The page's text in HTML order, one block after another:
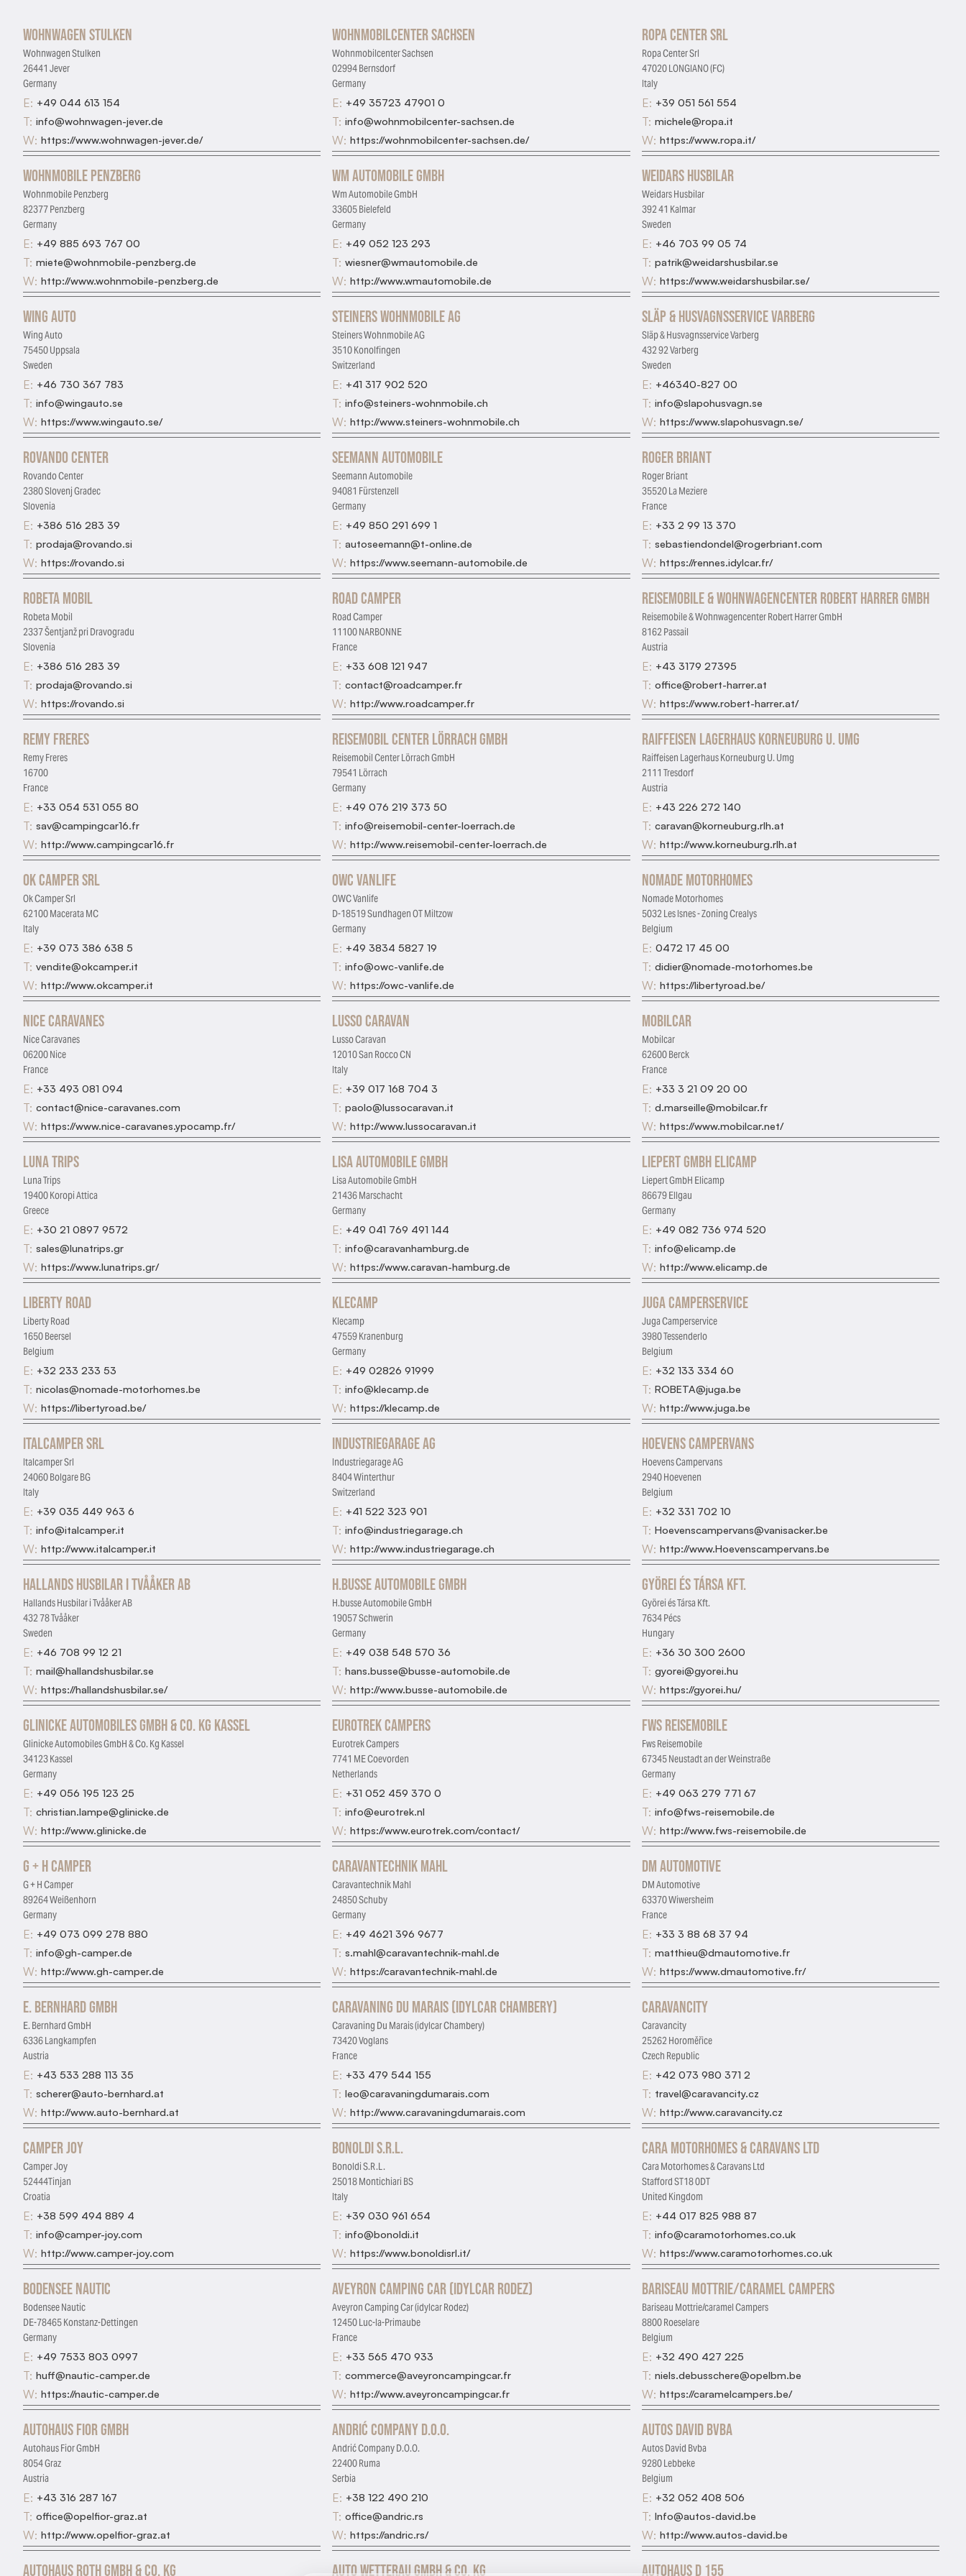
Wohnwagen Stulken
Wohnwagen Stulken
26441 Jever
Germany
E: +49 044 613 154
T: info@wohnwagen-jever.de
W: https://www.wohnwagen-jever.de/
Wohnmobilcenter Sachsen
Wohnmobilcenter Sachsen
02994 Bernsdorf
Germany
E: +49 35723 47901 0
T: info@wohnmobilcenter-sachsen.de
W: https://wohnmobilcenter-sachsen.de/
Ropa Center Srl
Ropa Center Srl
47020 LONGIANO (FC)
Italy
E: +39 051 561 554
T: michele@ropa.it
W: https://www.ropa.it/
Wohnmobile Penzberg
Wohnmobile Penzberg
82377 Penzberg
Germany
E: +49 885 693 767 00
T: miete@wohnmobile-penzberg.de
W: http://www.wohnmobile-penzberg.de
Wm Automobile GmbH
Wm Automobile GmbH
33605 Bielefeld
Germany
E: +49 052 123 293
T: wiesner@wmautomobile.de
W: http://www.wmautomobile.de
Weidars Husbilar
Weidars Husbilar
392 41 Kalmar
Sweden
E: +46 703 99 05 74
T: patrik@weidarshusbilar.se
W: https://www.weidarshusbilar.se/
Wing Auto
Wing Auto
75450 Uppsala
Sweden
E: +46 730 367 783
T: info@wingauto.se
W: https://www.wingauto.se/
Steiners Wohnmobile AG
Steiners Wohnmobile AG
3510 Konolfingen
Switzerland
E: +41 317 902 520
T: info@steiners-wohnmobile.ch
W: http://www.steiners-wohnmobile.ch
Släp & Husvagnsservice Varberg
Släp & Husvagnsservice Varberg
432 92 Varberg
Sweden
E: +46340-827 00
T: info@slapohusvagn.se
W: https://www.slapohusvagn.se/
Rovando Center
Rovando Center
2380 Slovenj Gradec
Slovenia
E: +386 516 283 39
T: prodaja@rovando.si
W: https://rovando.si
Seemann Automobile
Seemann Automobile
94081 Fürstenzell
Germany
E: +49 850 291 699 1
T: autoseemann@t-online.de
W: https://www.seemann-automobile.de
Roger Briant
Roger Briant
35520 La Meziere
France
E: +33 2 99 13 370
T: sebastiendondel@rogerbriant.com
W: https://rennes.idylcar.fr/
Robeta Mobil
Robeta Mobil
2337 Šentjanž pri Dravogradu
Slovenia
E: +386 516 283 39
T: prodaja@rovando.si
W: https://rovando.si
Road Camper
Road Camper
11100 NARBONNE
France
E: +33 608 121 947
T: contact@roadcamper.fr
W: http://www.roadcamper.fr
Reisemobile & Wohnwagencenter Robert Harrer GmbH
Reisemobile & Wohnwagencenter Robert Harrer GmbH
8162 Passail
Austria
E: +43 3179 27395
T: office@robert-harrer.at
W: https://www.robert-harrer.at/
Remy Freres
Remy Freres
16700
France
E: +33 054 531 055 80
T: sav@campingcar16.fr
W: http://www.campingcar16.fr
Reisemobil Center Lörrach GmbH
Reisemobil Center Lörrach GmbH
79541 Lörrach
Germany
E: +49 076 219 373 50
T: info@reisemobil-center-loerrach.de
W: http://www.reisemobil-center-loerrach.de
Raiffeisen Lagerhaus Korneuburg U. Umg
Raiffeisen Lagerhaus Korneuburg U. Umg
2111 Tresdorf
Austria
E: +43 226 272 140
T: caravan@korneuburg.rlh.at
W: http://www.korneuburg.rlh.at
Ok Camper Srl
Ok Camper Srl
62100 Macerata MC
Italy
E: +39 073 386 638 5
T: vendite@okcamper.it
W: http://www.okcamper.it
OWC Vanlife
OWC Vanlife
D-18519 Sundhagen OT Miltzow
Germany
E: +49 3834 5827 19
T: info@owc-vanlife.de
W: https://owc-vanlife.de
Nomade Motorhomes
Nomade Motorhomes
5032 Les Isnes - Zoning Crealys
Belgium
E: 0472 17 45 00
T: didier@nomade-motorhomes.be
W: https://libertyroad.be/
Nice Caravanes
Nice Caravanes
06200 Nice
France
E: +33 493 081 094
T: contact@nice-caravanes.com
W: https://www.nice-caravanes.ypocamp.fr/
Lusso Caravan
Lusso Caravan
12010 San Rocco CN
Italy
E: +39 017 168 704 3
T: paolo@lussocaravan.it
W: http://www.lussocaravan.it
Mobilcar
Mobilcar
62600 Berck
France
E: +33 3 21 09 20 00
T: d.marseille@mobilcar.fr
W: https://www.mobilcar.net/
Luna Trips
Luna Trips
19400 Koropi Attica
Greece
E: +30 21 0897 9572
T: sales@lunatrips.gr
W: https://www.lunatrips.gr/
Lisa Automobile GmbH
Lisa Automobile GmbH
21436 Marschacht
Germany
E: +49 041 769 491 144
T: info@caravanhamburg.de
W: https://www.caravan-hamburg.de
Liepert GmbH Elicamp
Liepert GmbH Elicamp
86679 Ellgau
Germany
E: +49 082 736 974 520
T: info@elicamp.de
W: http://www.elicamp.de
Liberty Road
Liberty Road
1650 Beersel
Belgium
E: +32 233 233 53
T: nicolas@nomade-motorhomes.be
W: https://libertyroad.be/
Klecamp
Klecamp
47559 Kranenburg
Germany
E: +49 02826 91999
T: info@klecamp.de
W: https://klecamp.de
Juga Camperservice
Juga Camperservice
3980 Tessenderlo
Belgium
E: +32 133 334 60
T: ROBETA@juga.be
W: http://www.juga.be
Italcamper Srl
Italcamper Srl
24060 Bolgare BG
Italy
E: +39 035 449 963 6
T: info@italcamper.it
W: http://www.italcamper.it
Industriegarage AG
Industriegarage AG
8404 Winterthur
Switzerland
E: +41 522 323 901
T: info@industriegarage.ch
W: http://www.industriegarage.ch
Hoevens Campervans
Hoevens Campervans
2940 Hoevenen
Belgium
E: +32 331 702 10
T: Hoevenscampervans@vanisacker.be
W: http://www.Hoevenscampervans.be
Hallands Husbilar i Tvååker AB
Hallands Husbilar i Tvååker AB
432 78 Tvååker
Sweden
E: +46 708 99 12 21
T: mail@hallandshusbilar.se
W: https://hallandshusbilar.se/
H.busse Automobile GmbH
H.busse Automobile GmbH
19057 Schwerin
Germany
E: +49 038 548 570 36
T: hans.busse@busse-automobile.de
W: http://www.busse-automobile.de
Györei és Társa Kft.
Györei és Társa Kft.
7634 Pécs
Hungary
E: +36 30 300 2600
T: gyorei@gyorei.hu
W: https://gyorei.hu/
Glinicke Automobiles GmbH & Co. Kg Kassel
Glinicke Automobiles GmbH & Co. Kg Kassel
34123 Kassel
Germany
E: +49 056 195 123 25
T: christian.lampe@glinicke.de
W: http://www.glinicke.de
Eurotrek Campers
Eurotrek Campers
7741 ME Coevorden
Netherlands
E: +31 052 459 370 0
T: info@eurotrek.nl
W: https://www.eurotrek.com/contact/
Fws Reisemobile
Fws Reisemobile
67345 Neustadt an der Weinstraße
Germany
E: +49 063 279 771 67
T: info@fws-reisemobile.de
W: http://www.fws-reisemobile.de
G + H Camper
G + H Camper
89264 Weißenhorn
Germany
E: +49 073 099 278 880
T: info@gh-camper.de
W: http://www.gh-camper.de
Caravantechnik Mahl
Caravantechnik Mahl
24850 Schuby
Germany
E: +49 4621 396 9677
T: s.mahl@caravantechnik-mahl.de
W: https://caravantechnik-mahl.de
DM Automotive
DM Automotive
63370 Wiwersheim
France
E: +33 3 88 68 37 94
T: matthieu@dmautomotive.fr
W: https://www.dmautomotive.fr/
E. Bernhard GmbH
E. Bernhard GmbH
6336 Langkampfen
Austria
E: +43 533 288 113 35
T: scherer@auto-bernhard.at
W: http://www.auto-bernhard.at
Caravaning Du Marais (idylcar Chambery)
Caravaning Du Marais (idylcar Chambery)
73420 Voglans
France
E: +33 479 544 155
T: leo@caravaningdumarais.com
W: http://www.caravaningdumarais.com
Caravancity
Caravancity
25262 Horoměřice
Czech Republic
E: +42 073 980 371 2
T: travel@caravancity.cz
W: http://www.caravancity.cz
Camper Joy
Camper Joy
52444Tinjan
Croatia
E: +38 599 494 889 4
T: info@camper-joy.com
W: http://www.camper-joy.com
Bonoldi S.R.L.
Bonoldi S.R.L.
25018 Montichiari BS
Italy
E: +39 030 961 654
T: info@bonoldi.it
W: https://www.bonoldisrl.it/
Cara Motorhomes & Caravans Ltd
Cara Motorhomes & Caravans Ltd
Stafford ST18 0DT
United Kingdom
E: +44 017 825 988 87
T: info@caramotorhomes.co.uk
W: https://www.caramotorhomes.co.uk
Bodensee Nautic
Bodensee Nautic
DE-78465 Konstanz-Dettingen
Germany
E: +49 7533 803 0997
T: huff@nautic-camper.de
W: https://nautic-camper.de
Aveyron Camping Car (idylcar Rodez)
Aveyron Camping Car (idylcar Rodez)
12450 Luc-la-Primaube
France
E: +33 565 470 933
T: commerce@aveyroncampingcar.fr
W: http://www.aveyroncampingcar.fr
Bariseau Mottrie/caramel Campers
Bariseau Mottrie/caramel Campers
8800 Roeselare
Belgium
E: +32 490 427 225
T: niels.debusschere@opelbm.be
W: https://caramelcampers.be/
Autohaus Fior GmbH
Autohaus Fior GmbH
8054 Graz
Austria
E: +43 316 287 167
T: office@opelfior-graz.at
W: http://www.opelfior-graz.at
Andrić Company D.O.O.
Andrić Company D.O.O.
22400 Ruma
Serbia
E: +38 122 490 210
T: office@andric.rs
W: https://andric.rs/
Autos David Bvba
Autos David Bvba
9280 Lebbeke
Belgium
E: +32 052 408 506
T: Info@autos-david.be
W: http://www.autos-david.be
Autohaus Roth GmbH & Co. Kg Auto Wetterau GmbH & Co. Kg Autohaus D 155
Essential
Required for the site to function
Analytics
Help us understand how visitors use the site
Marketing
Used for targeted advertising
Personalization
Remembers preferences and enhances features